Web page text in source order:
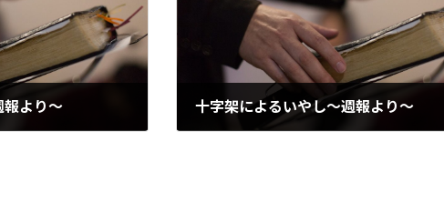
報より～ 十字架によるいやし～週報より～